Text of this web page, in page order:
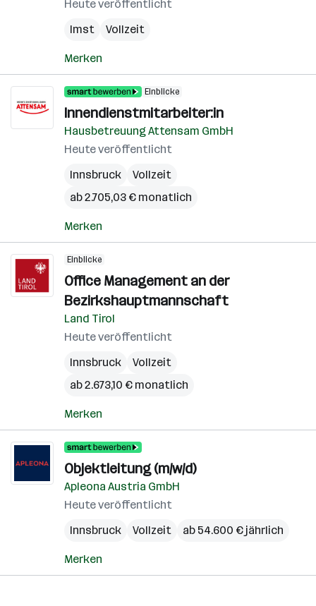
Heute veröffentlicht
Imst
Vollzeit
Merken
Einblicke
Innendienstmitarbeiter:in
Hausbetreuung Attensam GmbH
Heute veröffentlicht
Innsbruck
Vollzeit
ab 2.705,03 € monatlich
Merken
Einblicke
Office Management an der
Bezirkshauptmannschaft
Land Tirol
Heute veröffentlicht
Innsbruck
Vollzeit
ab 2.673,10 € monatlich
Merken
Objektleitung (m/w/d)
Apleona Austria GmbH
Heute veröffentlicht
Innsbruck
Vollzeit ab 54.600 € jährlich
Merken